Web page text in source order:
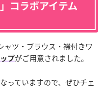
コラボアイテム
ャツ・ブラウス・襟付きワ
プがご用意されました。
っていますので、ぜひチェ